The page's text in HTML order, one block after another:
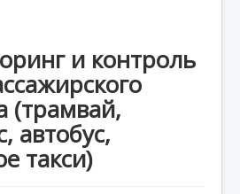
и контроль
(трамвай,
автобус,
такси)